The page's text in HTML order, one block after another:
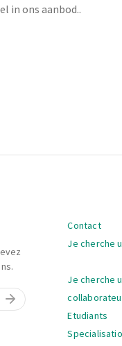
in ons aanbod..
La
Contact
Je cherche
Je cherche
Etudiants